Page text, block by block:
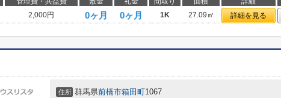
2,000円 0ヶ月 0ヶ月 1K 27.09㎡ 詳細を見る
住所 群馬県前橋市箱田町1067